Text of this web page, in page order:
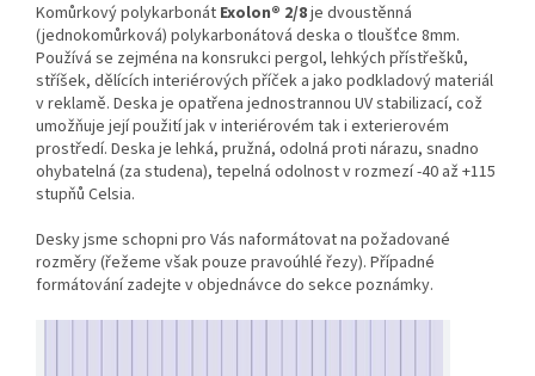
Komůrkový polykarbonát Exolon® 2/8je dvoustěnná
(jednokomůrková) polykarbonátová deska o tloušťce 8mm.
Používá se zejména na konsrukci pergol, lehkých přístřešků,
stříšek, dělících interiérových příček a jako podkladový materiál
v reklamě. Deska je opatřena jednostrannou UV stabilizací, což
umožňuje její použití jak v interiérovém tak i exterierovém
prostředí. Deska je lehká, pružná, odolná proti nárazu, snadno
ohybatelná (za studena), tepelná odolnost v rozmezí -40 až +115
stupňů Celsia.
Desky jsme schopni pro Vás naformátovat na požadované
rozměry (řežeme však pouze pravoúhlé řezy). Případné
formátování zadejte v objednávce do sekce poznámky.